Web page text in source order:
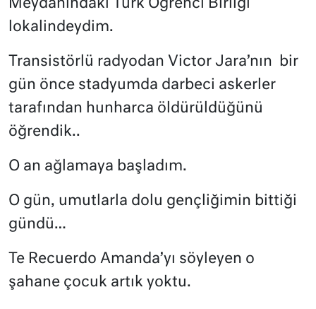
Meydanındaki Türk Öğrenci Birliği
lokalindeydim.
Transistörlü radyodan Victor Jara’nın
bir
gün önce stadyumda darbeci askerler
tarafından hunharca öldürüldüğünü
öğrendik..
O an ağlamaya başladım.
O gün, umutlarla dolu gençliğimin bittiği
gündü…
Te Recuerdo Amanda’yı söyleyen o
şahane çocuk artık yoktu.